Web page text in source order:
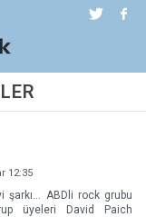
12:35
şarkı… ABDli rock grubu
üyeleri David Paich